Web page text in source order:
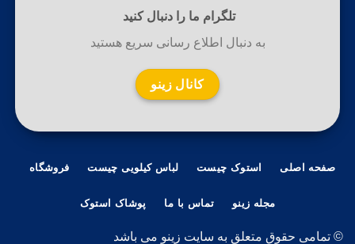
تلگرام ما را دنبال کنید
به دنبال اطلاع رسانی سریع هستید
کانال زینو
صفحه اصلی استوک چیست لباس کیلویی چیست فروشگاه
مجله زینو تماس با ما پوشاک استوک
© تمامی حقوق متعلق به سایت زینو می باشد